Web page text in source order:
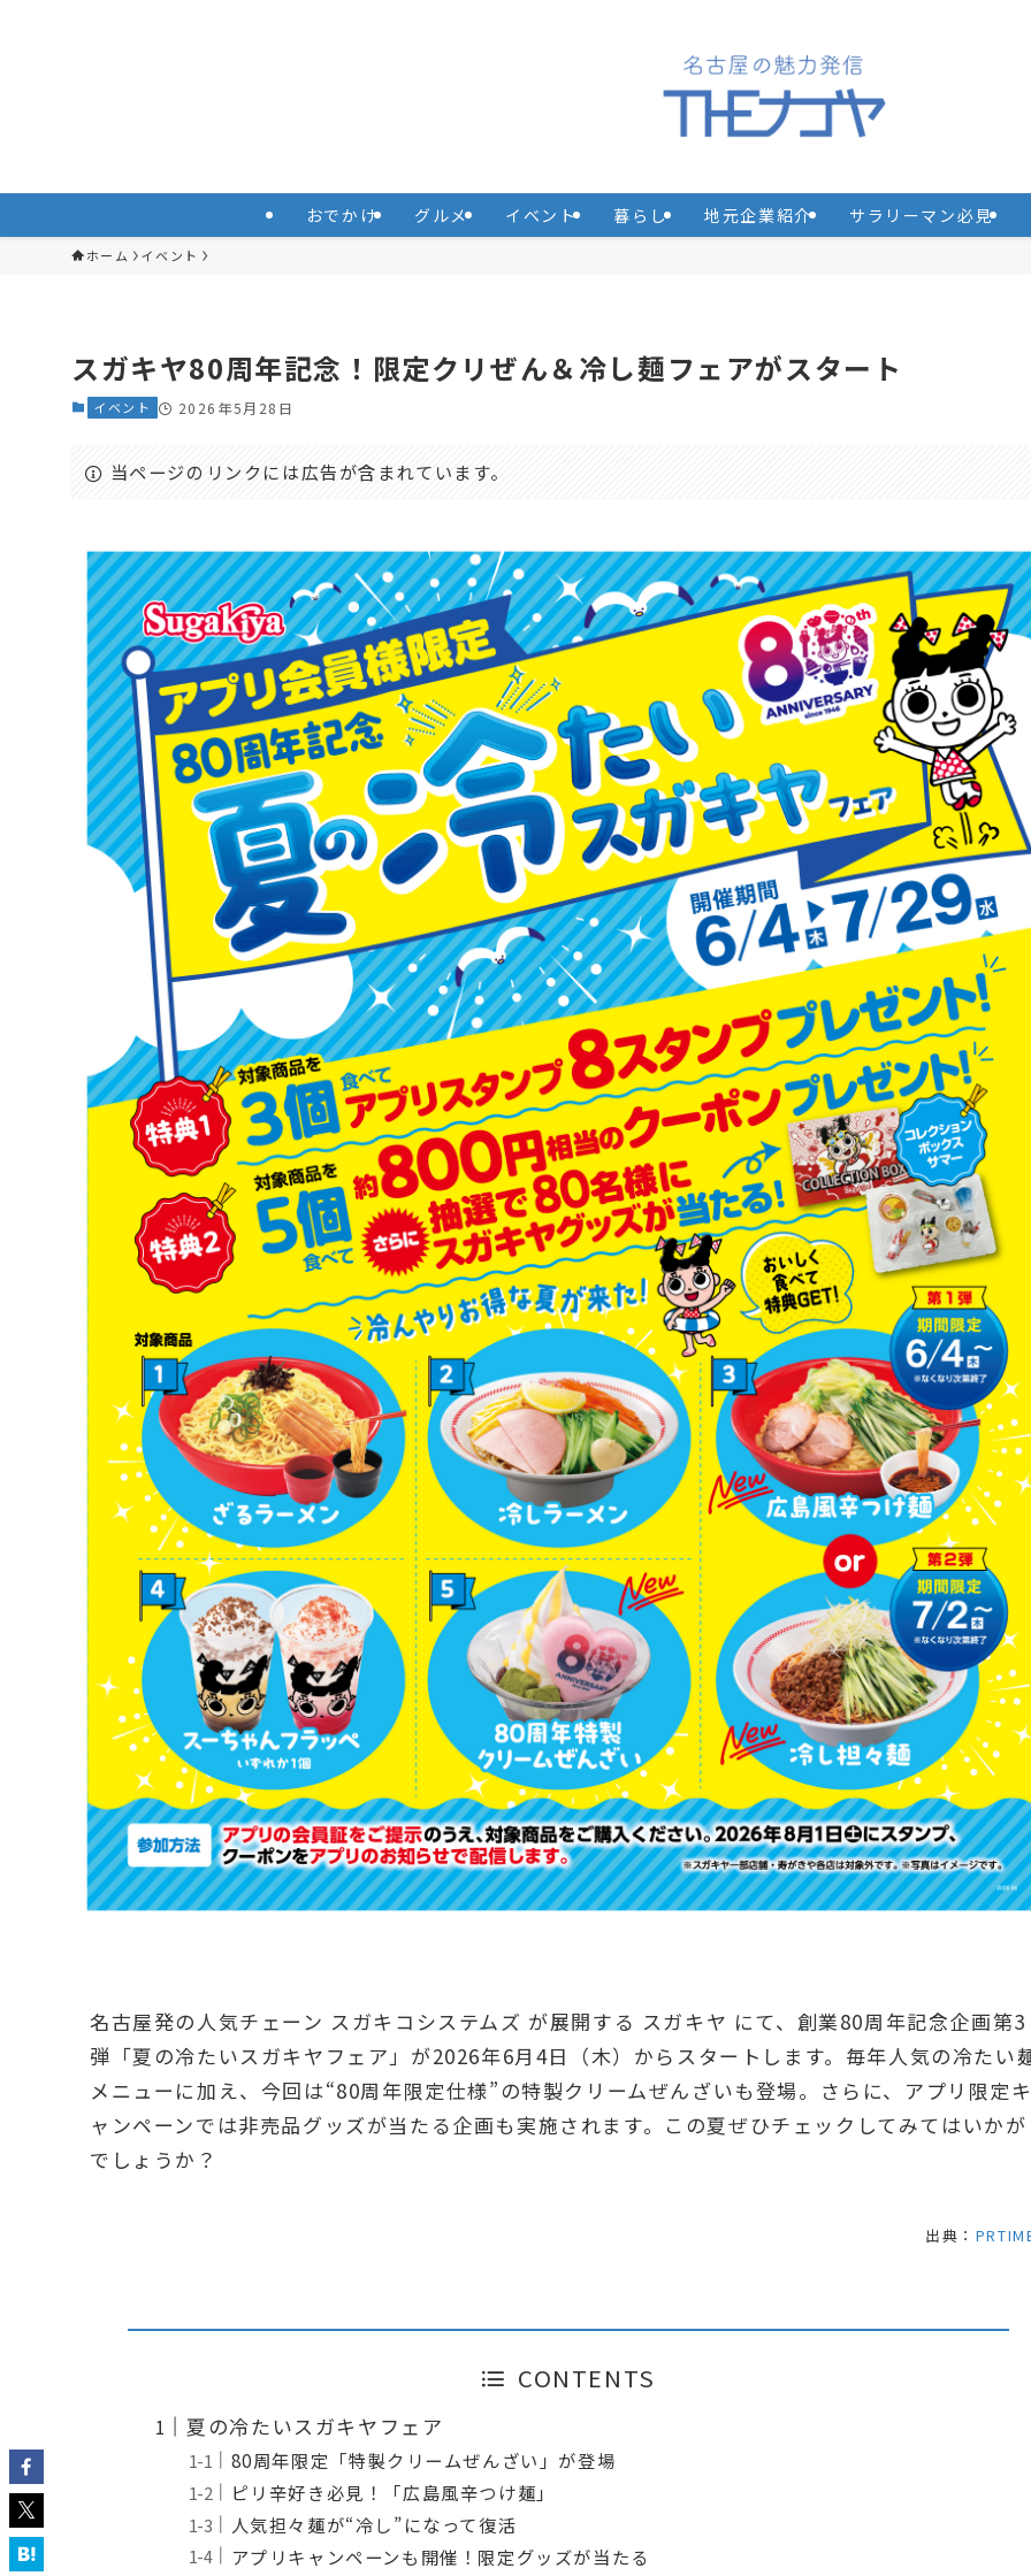
おでかけ グルメ イベント 暮らし 地元企業紹介 サラリーマン必見
ホーム イベント
スガキヤ80周年記念！限定クリぜん＆冷し麺フェアがスタート
イベント 2026年5月28日
当ページのリンクには広告が含まれています。
名古屋発の人気チェーン スガキコシステムズ が展開する スガキヤ にて、創業80周年記念企画第3
弾「夏の冷たいスガキヤフェア」が2026年6月4日（木）からスタートします。毎年人気の冷たい
メニューに加え、今回は“80周年限定仕様”の特製クリームぜんざいも登場。さらに、アプリ限定
ャンペーンでは非売品グッズが当たる企画も実施されます。この夏ぜひチェックしてみてはいかが
でしょうか？
出典：
CONTENTS
夏の冷たいスガキヤフェア
80周年限定「特製クリームぜんざい」が登場
ピリ辛好き必見！「広島風辛つけ麺」
人気担々麺が“冷し”になって復活
アプリキャンペーンも開催！限定グッズが当たる